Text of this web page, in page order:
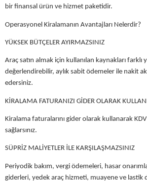
bir finansal ürün ve hizmet paketidir.
Operasyonel Kiralamanın Avantajları Nelerdir?
YÜKSEK BÜTÇELER AYIRMAZSINIZ
Araç satın almak için kullanılan kaynakları farklı
değerlendirebilir, aylık sabit ödemeler ile nakit
edersiniz.
KİRALAMA FATURANIZI GİDER OLARAK
Kiralama faturalarını gider olarak kullanarak
sağlarsınız.
SÜPRİZ MALİYETLER İLE KARŞILAŞMAZSINIZ
Periyodik bakım, vergi ödemeleri, hasar
giderleri, yedek araç hizmeti, muayene ve lastik